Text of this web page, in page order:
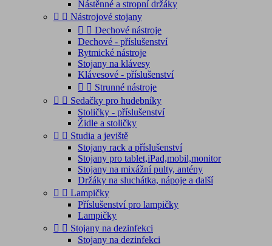
Nástěnné a stropní držáky
  Nástrojové stojany
  Dechové nástroje
Dechové - příslušenství
Rytmické nástroje
Stojany na klávesy
Klávesové - příslušenství
  Strunné nástroje
  Sedačky pro hudebníky
Stoličky - příslušenství
Židle a stoličky
  Studia a jeviště
Stojany rack a příslušenství
Stojany pro tablet,iPad,mobil,monitor
Stojany na mixážní pulty, antény
Držáky na sluchátka, nápoje a další
  Lampičky
Příslušenství pro lampičky
Lampičky
  Stojany na dezinfekci
Stojany na dezinfekci